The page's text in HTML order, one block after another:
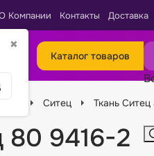
✖
Компании Контакты Доставка
Каталог товаров
Ситец Ткань
80 9416-2